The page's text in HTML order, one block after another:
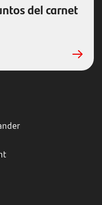
del carnet